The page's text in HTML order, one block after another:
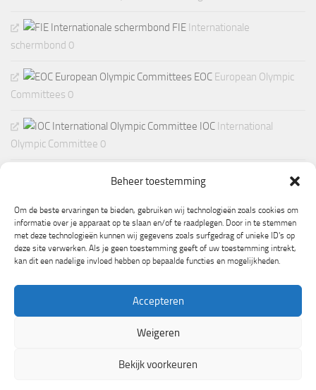
Beheer toestemming
Om de beste ervaringen te bieden, gebruiken wij technologieën zoals cookies om
informatie over je apparaat op te slaan en/of te raadplegen. Door in te stemmen
met deze technologieën kunnen wij gegevens zoals surfgedrag of unieke ID's op
deze site verwerken. Als je geen toestemming geeft of uw toestemming intrekt,
kan dit een nadelige invloed hebben op bepaalde functies en mogelijkheden.
Accepteren
Weigeren
Bekijk voorkeuren
FIE Internationale
schermbond 0
EOC European Olympic
Committees 0
IOC International
Olympic Committee 0
- Ontworpen met de